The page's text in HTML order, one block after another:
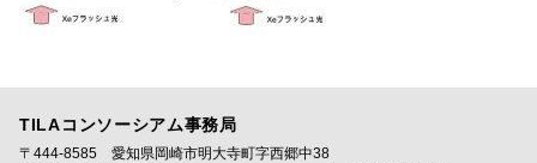
TILAコンソーシアム事務局
〒444-8585 愛知県岡崎市明大寺町字西郷中38